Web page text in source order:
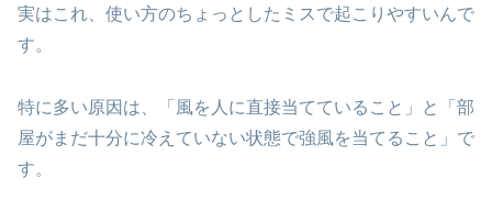
実はこれ、使い方のちょっとしたミスで起こりやすいんで
す。
特に多い原因は、「風を人に直接当てていること」と「部
屋がまだ十分に冷えていない状態で強風を当てること」で
す。